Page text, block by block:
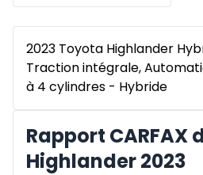
2023 Toyota Highlander
Traction intégrale,
à 4 cylindres - Hybride
Rapport CARFAX
Highlander 2023